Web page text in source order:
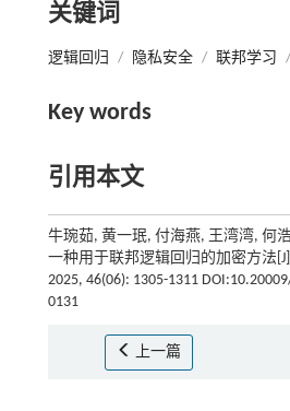
关键词
逻辑回归 / 隐私安全 / 联邦学习 /
Key words
引用本文
牛琬茹, 黄一珉, 付海燕, 王湾湾, 何
一种用于联邦逻辑回归的加密方法
2025, 46(06): 1305-1311
0131
上一篇